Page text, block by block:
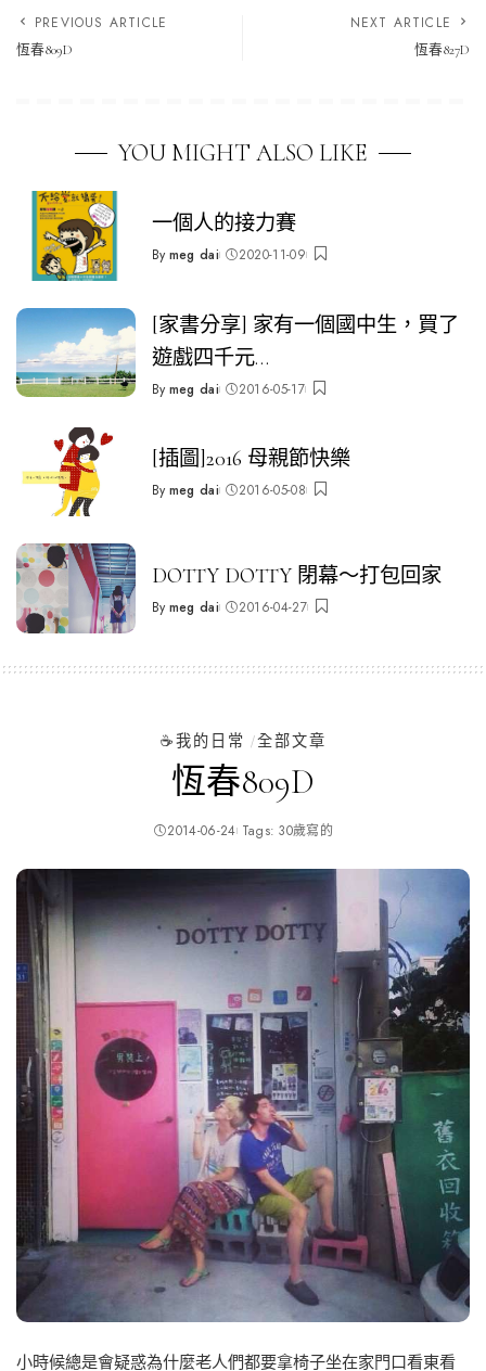
PREVIOUS ARTICLE
恆春809D
NEXT ARTICLE
恆春827D
YOU MIGHT ALSO LIKE
一個人的接力賽
Posted
By meg dai 2020-11-09
[家書分享] 家有一個國中生，買了
遊戲四千元…
Posted
By meg dai 2016-05-17
[插圖]2016 母親節快樂
Posted
By meg dai 2016-05-08
DOTTY DOTTY 閉幕～打包回家
Posted
By meg dai 2016-04-27
☕️我的日常 全部文章
恆春809D
2014-06-24 Tags: 30歲寫的
小時候總是會疑惑為什麼老人們都要拿椅子坐在家門口看東看